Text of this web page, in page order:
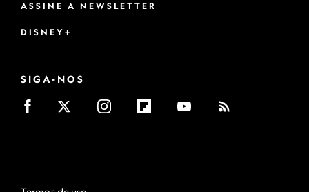
ASSINE A NEWSLETTER
DISNEY+
SIGA-NOS